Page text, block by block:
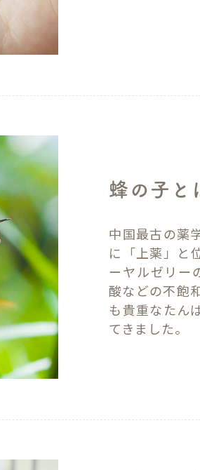
蜂の子と
中国最古の薬
に「上薬」と
ーヤルゼリー
酸などの不飽
も貴重なたん
てきました。